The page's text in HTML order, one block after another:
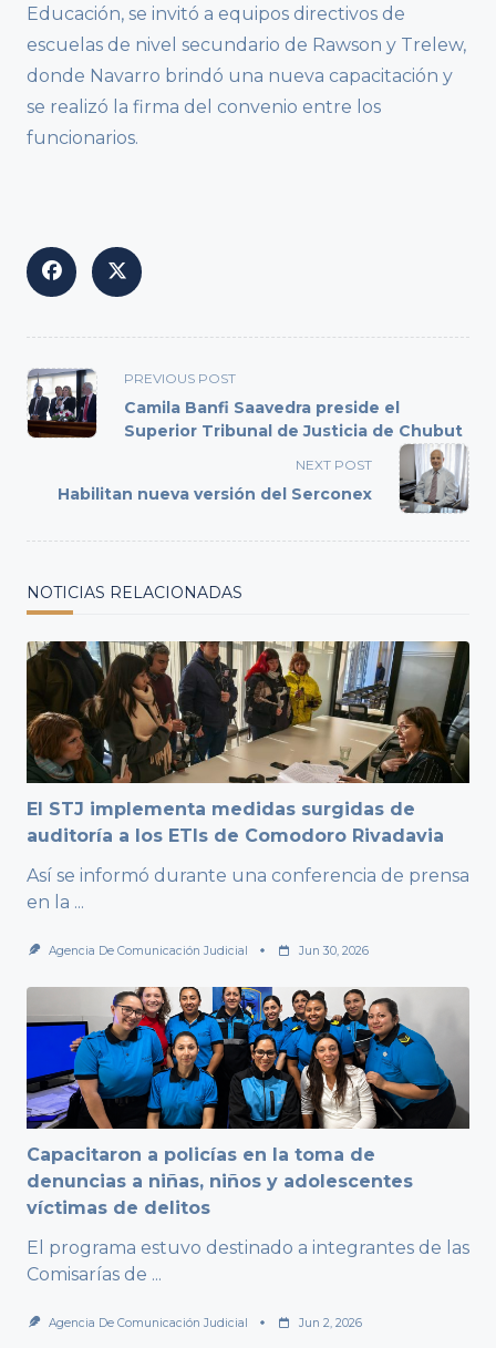
Educación, se invitó a equipos directivos de
escuelas de nivel secundario de Rawson y Trelew,
donde Navarro brindó una nueva capacitación y
se realizó la firma del convenio entre los
funcionarios.
<span
class="nav-
subtitle
reader-
PREVIOUS POST
Camila Banfi Saavedra preside el
Superior Tribunal de Justicia de Chubut
NEXT POST
Habilitan nueva versión del Serconex
NOTICIAS RELACIONADAS
El STJ implementa medidas surgidas de
auditoría a los ETIs de Comodoro Rivadavia
Así se informó durante una conferencia de prensa
en la ...
Agencia De Comunicación Judicial Jun 30, 2026
Capacitaron a policías en la toma de
denuncias a niñas, niños y adolescentes
víctimas de delitos
El programa estuvo destinado a integrantes de las
Comisarías de ...
Agencia De Comunicación Judicial Jun 2, 2026